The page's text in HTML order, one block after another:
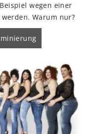
wegen einer
Warum nur?